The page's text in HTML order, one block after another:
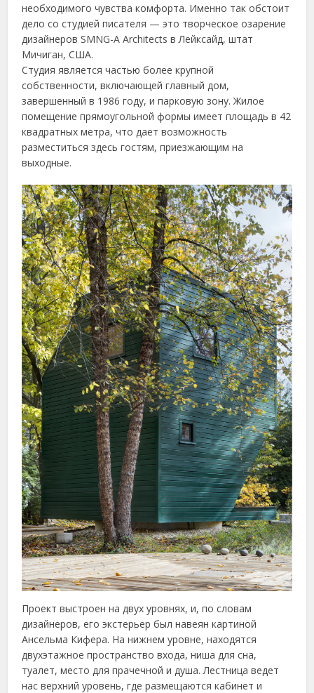
необходимого чувства комфорта. Именно так обстоит
дело со студией писателя — это творческое озарение
дизайнеров SMNG-A Architects в Лейксайд, штат
Мичиган, США.
Студия является частью более крупной
собственности, включающей главный дом,
завершенный в 1986 году, и парковую зону. Жилое
помещение прямоугольной формы имеет площадь в 42
квадратных метра, что дает возможность
разместиться здесь гостям, приезжающим на
выходные.
Проект выстроен на двух уровнях, и, по словам
дизайнеров, его экстерьер был навеян картиной
Ансельма Кифера. На нижнем уровне, находятся
двухэтажное пространство входа, ниша для сна,
туалет, место для прачечной и душа. Лестница ведет
нас верхний уровень, где размещаются кабинет и